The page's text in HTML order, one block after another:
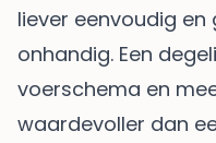
liever eenvoudig
onhandig. Een
voerschema en
waardevoller dan